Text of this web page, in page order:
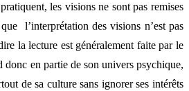
les visions ne sont pas remises
l’interprétation des visions n’est pas
la lecture est généralement faite par le
donc en partie de son univers psychique,
de sa culture sans ignorer ses intérêts